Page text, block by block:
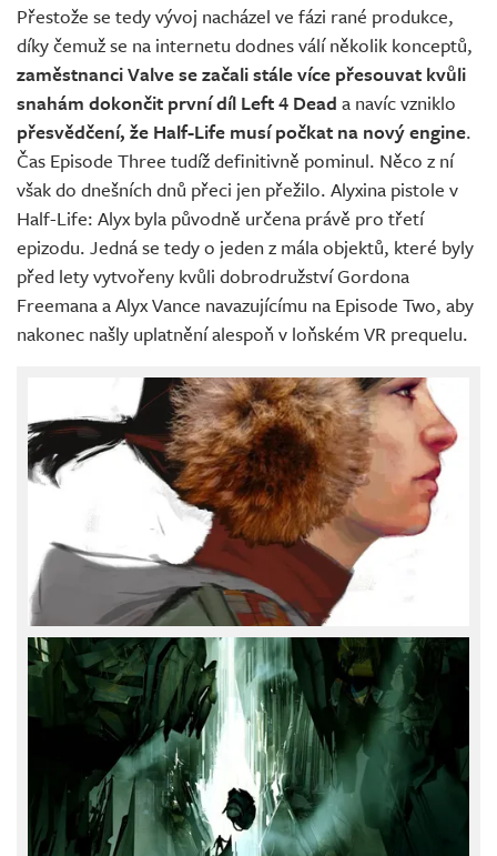
Přestože se tedy vývoj nacházel ve fázi rané produkce,
díky čemuž se na internetu dodnes válí několik konceptů,
zaměstnanci Valve se začali stále více přesouvat kvůli
snahám dokončit první díl Left 4 Dead a navíc vzniklo
přesvědčení, že Half-Life musí počkat na nový engine.
Čas Episode Three tudíž definitivně pominul. Něco z ní
však do dnešních dnů přeci jen přežilo. Alyxina pistole v
Half-Life: Alyx byla původně určena právě pro třetí
epizodu. Jedná se tedy o jeden z mála objektů, které byly
před lety vytvořeny kvůli dobrodružství Gordona
Freemana a Alyx Vance navazujícímu na Episode Two, aby
nakonec našly uplatnění alespoň v loňském VR prequelu.